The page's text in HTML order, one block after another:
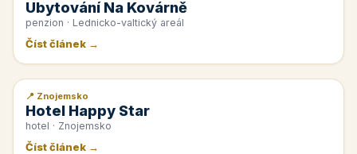
Ubytování Na Kovárně
penzion · Lednicko-valtický areál
Číst článek →
📰 PR článek
📍 Znojemsko
Hotel Happy Star
hotel · Znojemsko
Číst článek →